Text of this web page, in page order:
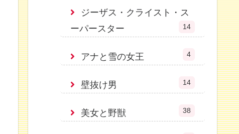
ジーザス・クライスト・ス
ーパースター
14
アナと雪の女王 4
壁抜け男 14
美女と野獣 38